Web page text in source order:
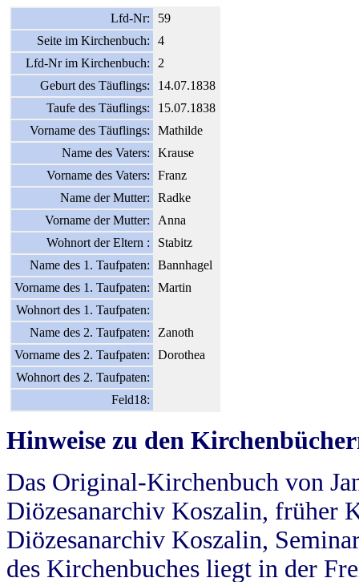
Lfd-Nr:
59
Seite im Kirchenbuch:
4
Lfd-Nr im Kirchenbuch:
2
Geburt des Täuflings:
14.07.1838
Taufe des Täuflings:
15.07.1838
Vorname des Täuflings:
Mathilde
Name des Vaters:
Krause
Vorname des Vaters:
Franz
Name der Mutter:
Radke
Vorname der Mutter:
Anna
Wohnort der Eltern :
Stabitz
Name des 1. Taufpaten:
Bannhagel
Vorname des 1. Taufpaten:
Martin
Wohnort des 1. Taufpaten:
Name des 2. Taufpaten:
Zanoth
Vorname des 2. Taufpaten:
Dorothea
Wohnort des 2. Taufpaten:
Feld18:
Hinweise zu den
Das Original-Kirchenbuch von
Diözesanarchiv Koszalin, früher
Diözesanarchiv Koszalin,
des Kirchenbuches liegt in der